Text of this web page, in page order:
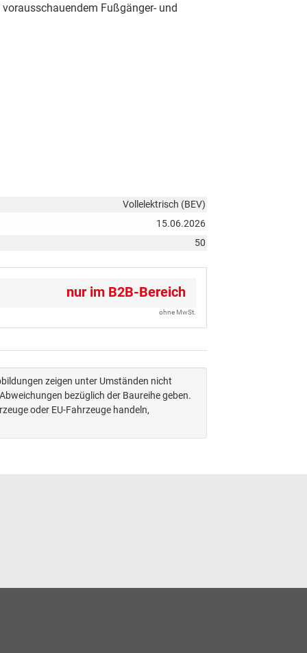
Fußgänger- und
Vollelektrisch (BEV)
15.06.2026
50
nur im B2B-Bereich
ohne MwSt.
zeigen unter Umständen nicht
bezüglich der Baureihe geben.
oder EU-Fahrzeuge handeln,